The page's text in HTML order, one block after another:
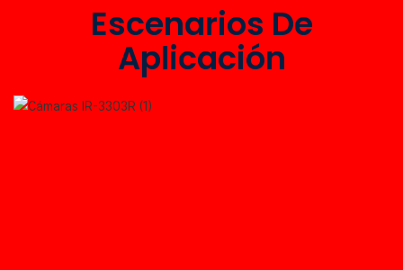
Escenarios De
Aplicación